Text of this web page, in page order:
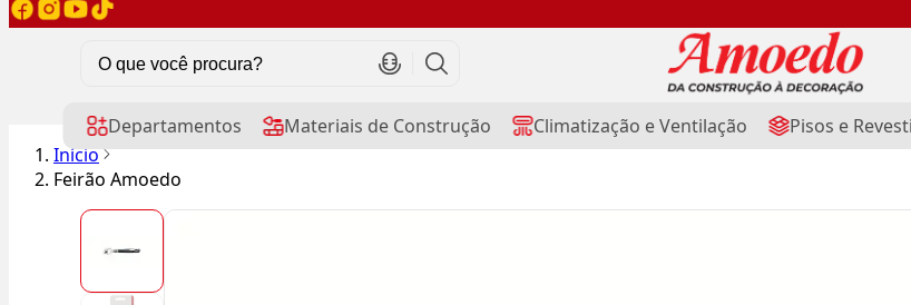
Departamentos Materiais de Construção Climatização e Ventilação Pisos e
Início
Feirão Amoedo